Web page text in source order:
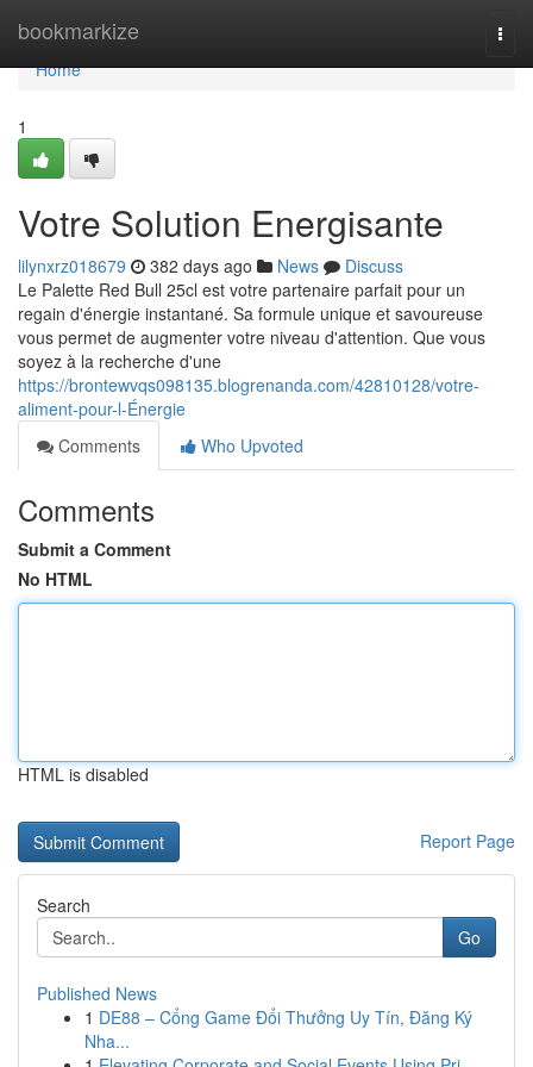
bookmarkize
Home
Home
1
Votre Solution Energisante
lilynxrz018679 382 days ago News
Discuss
Le Palette Red Bull 25cl est votre partenaire parfait pour un
regain d'énergie instantané. Sa formule unique et savoureuse
vous permet de augmenter votre niveau d'attention. Que vous
soyez à la recherche d'une
https://brontewvqs098135.blogrenanda.com/42810128/votre-
aliment-pour-l-Énergie
Comments
Who Upvoted
Comments
Submit a Comment
No HTML
HTML is disabled
Report Page
Search
Go
Published News
1 DE88 – Cổng Game Đổi Thưởng Uy Tín, Đăng Ký
Nha...